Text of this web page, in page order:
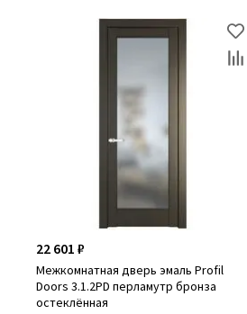
22 601 ₽
Межкомнатная дверь эмаль Profil
Doors 3.1.2PD перламутр бронза
остеклённая